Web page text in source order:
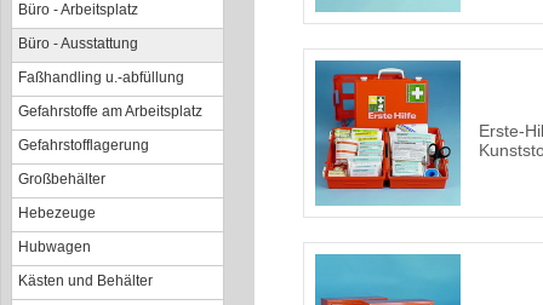
Büro - Arbeitsplatz
Büro - Ausstattung
Faßhandling u.-abfüllung
Gefahrstoffe am Arbeitsplatz
Gefahrstofflagerung
Großbehälter
Hebezeuge
Hubwagen
Kästen und Behälter
Erste-